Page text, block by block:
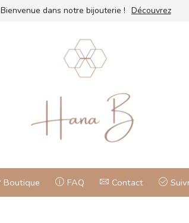
Bienvenue dans notre bijouterie ! Découvrez
Boutique FAQ Contact